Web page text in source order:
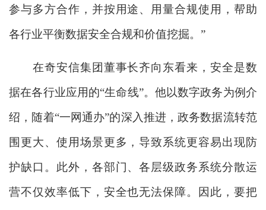
参与多方合作，并按用途、用量合规使用，帮助
各行业平衡数据安全合规和价值挖掘。”
在奇安信集团董事长齐向东看来，安全是数
据在各行业应用的“生命线”。他以数字政务为例介
绍，随着“一网通办”的深入推进，政务数据流转范
围更大、使用场景更多，导致系统更容易出现防
护缺口。此外，各部门、各层级政务系统分散运
营不仅效率低下，安全也无法保障。因此，要把